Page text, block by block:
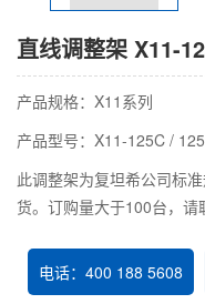
直线调整架 X11-
产品规格：X11系列
产品型号：X11-125C /
此调整架为复坦希公司标
货。订购量大于100台，请
电话：400 188 5608